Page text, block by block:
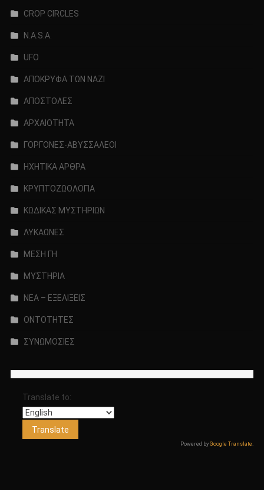
CROP CIRCLES
N.A.S.A.
UFO
ΑΠΟΚΡΥΦΑ ΤΩΝ ΝΑΖΙ
ΑΠΟΣΤΟΛΕΣ
ΑΡΧΑΙΟΤΗΤΑ
ΓΟΡΓΟΝΕΣ-ΑΒΥΣΣΑΛΕΟΙ
ΗΧΗΤΙΚΑ ΑΡΘΡΑ
ΚΡΥΠΤΟΖΩΟΛΟΓΙΑ
ΚΩΔΙΚΑΣ ΜΥΣΤΗΡΙΩΝ
ΛΥΚΑΩΝΕΣ
ΜΕΣΗ ΓΗ
ΜΥΣΤΗΡΙΑ
ΝΕΑ – ΕΞΕΛΙΞΕΙΣ
ΟΝΤΟΤΗΤΕΣ
ΣΥΝΩΜΟΣΙΕΣ
Translate to:
Powered byGoogle Translate .